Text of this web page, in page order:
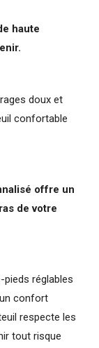
haute
doux et
confortable
offre un
de votre
réglables
confort
respecte les
tout risque